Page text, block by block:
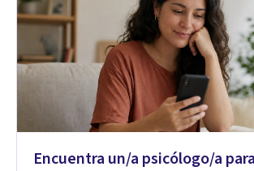
Encuentra un/a psicólogo/a